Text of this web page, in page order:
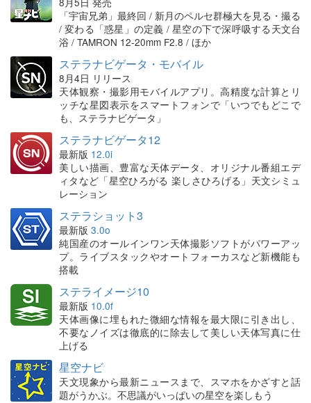
「宇宙兄弟」最終回 / 新月のペルセ群極大を見る・撮る
/ 変わる「惑星」の定義 / 星空の下で深呼吸する天文台
浴 / TAMRON 12-20mm F2.8 / ほか
ステラナビゲータ・モバイル
8月4日 リリース
天体観察・撮影用モバイルアプリ。高精度な計算とリ
ッチな星図表示をスマートフォンで「いつでもどこで
も、ステラナビゲータ」
ステラナビゲータ12
最新版 12.0i
美しい描画、豊富な天体データ、オリジナル番組エデ
ィタなど「星空ひろがる 楽しさひろげる」天文シミュ
レーション
ステラショット3
最新版 3.0o
純国産のオールインワン天体撮影ソフトがパワーアッ
プ。ライブスタックやオートフォーカスなど新機能も
搭載
ステライメージ10
最新版 10.0f
天体画像に埋もれた微細な情報を最大限に引き出し、
不要なノイズは徹底的に除去して美しい天体写真に仕
上げる
星空ナビ
天文現象から最新ニュースまで、スマホをかざすと話
題がうかぶ。不思議がいっぱいの星空を楽しもう